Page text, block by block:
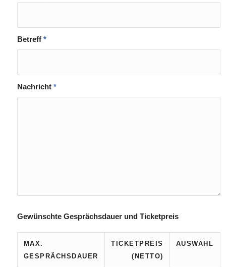
Betreff *
Nachricht *
Gewünschte Gesprächsdauer und Ticketpreis
MAX.
GESPRÄCHSDAUER
TICKETPREIS
(NETTO)
AUSWAHL